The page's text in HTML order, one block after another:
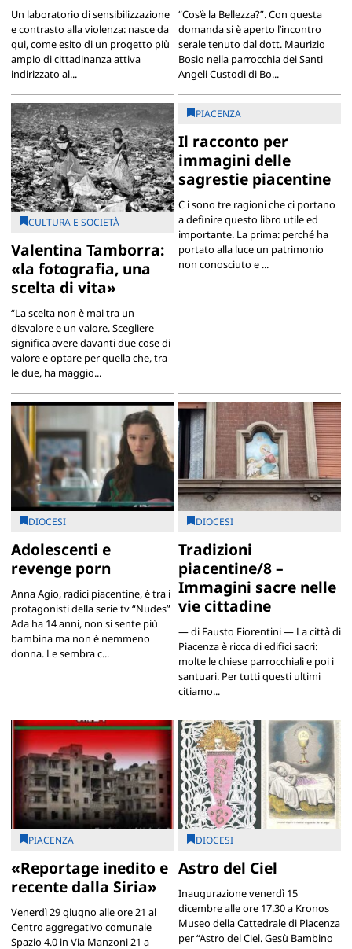
Un laboratorio di sensibilizzazione
e contrasto alla violenza: nasce da
qui, come esito di un progetto più
ampio di cittadinanza attiva
indirizzato al...
“Cos’è la Bellezza?”. Con questa
domanda si è aperto l’incontro
serale tenuto dal dott. Maurizio
Bosio nella parrocchia dei Santi
Angeli Custodi di Bo...
CULTURA E SOCIETÀ
Valentina Tamborra:
«la fotografia, una
scelta di vita»
“La scelta non è mai tra un
disvalore e un valore. Scegliere
significa avere davanti due cose di
valore e optare per quella che, tra
le due, ha maggio...
PIACENZA
Il racconto per
immagini delle
sagrestie piacentine
C i sono tre ragioni che ci portano
a definire questo libro utile ed
importante. La prima: perché ha
portato alla luce un patrimonio
non conosciuto e ...
DIOCESI
Adolescenti e
revenge porn
Anna Agio, radici piacentine, è tra i
protagonisti della serie tv “Nudes”
Ada ha 14 anni, non si sente più
bambina ma non è nemmeno
donna. Le sembra c...
DIOCESI
Tradizioni
piacentine/8 –
Immagini sacre nelle
vie cittadine
— di Fausto Fiorentini — La città di
Piacenza è ricca di edifici sacri:
molte le chiese parrocchiali e poi i
santuari. Per tutti questi ultimi
citiamo...
PIACENZA
«Reportage inedito e
recente dalla Siria»
Venerdì 29 giugno alle ore 21 al
Centro aggregativo comunale
Spazio 4.0 in Via Manzoni 21 a
DIOCESI
Astro del Ciel
Inaugurazione venerdì 15
dicembre alle ore 17.30 a Kronos
Museo della Cattedrale di Piacenza
per “Astro del Ciel. Gesù Bambino